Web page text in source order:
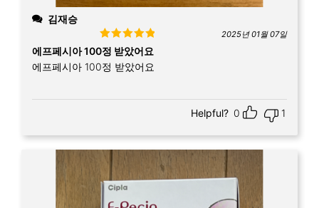
김재승
Rated5out
of 5
2025년 01월 07일
에프페시아 100정 받았어요
에프페시아 100정 받았어요
Helpful? 0 1